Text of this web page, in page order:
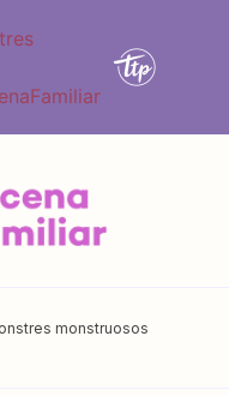
monstruosos